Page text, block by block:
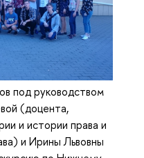
под руководством
(доцента,
и истории права и
и Ирины Львовны